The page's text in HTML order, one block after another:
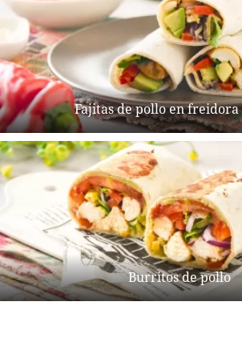
Fajitas de pollo en freidora
Burritos de pollo